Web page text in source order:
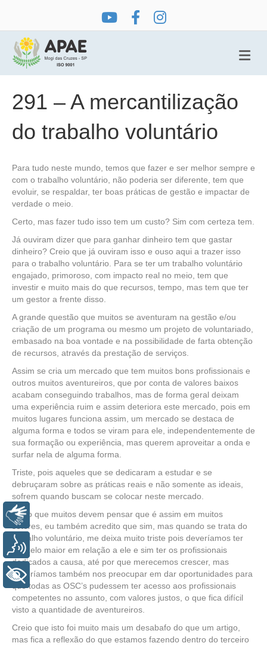
291 – A mercantilização
do trabalho voluntário
Para tudo neste mundo, temos que fazer e ser melhor sempre e
com o trabalho voluntário, não poderia ser diferente, tem que
evoluir, se respaldar, ter boas práticas de gestão e impactar de
verdade o meio.
Certo, mas fazer tudo isso tem um custo? Sim com certeza tem.
Já ouviram dizer que para ganhar dinheiro tem que gastar
dinheiro? Creio que já ouviram isso e ouso aqui a trazer isso
para o trabalho voluntário. Para se ter um trabalho voluntário
engajado, primoroso, com impacto real no meio, tem que
investir e muito mais do que recursos, tempo, mas tem que ter
um gestor a frente disso.
A grande questão que muitos se aventuram na gestão e/ou
criação de um programa ou mesmo um projeto de voluntariado,
embasado na boa vontade e na possibilidade de farta obtenção
de recursos, através da prestação de serviços.
Assim se cria um mercado que tem muitos bons profissionais e
outros muitos aventureiros, que por conta de valores baixos
acabam conseguindo trabalhos, mas de forma geral deixam
uma experiência ruim e assim deteriora este mercado, pois em
muitos lugares funciona assim, um mercado se destaca de
alguma forma e todos se viram para ele, independentemente de
sua formação ou experiência, mas querem aproveitar a onda e
surfar nela de alguma forma.
Triste, pois aqueles que se dedicaram a estudar e se
debruçaram sobre as práticas reais e não somente as ideais,
sofrem quando buscam se colocar neste mercado.
Creio que muitos devem pensar que é assim em muitos
setores, eu também acredito que sim, mas quando se trata do
trabalho voluntário, me deixa muito triste pois deveríamos ter
um zelo maior em relação a ele e sim ter os profissionais
dedicados a causa, até por que merecemos crescer, mas
deveríamos também nos preocupar em dar oportunidades para
que todas as OSC’s pudessem ter acesso aos profissionais
competentes no assunto, com valores justos, o que fica difícil
visto a quantidade de aventureiros.
Creio que isto foi muito mais um desabafo do que um artigo,
mas fica a reflexão do que estamos fazendo dentro do terceiro
Libras
+ Acessibilidade